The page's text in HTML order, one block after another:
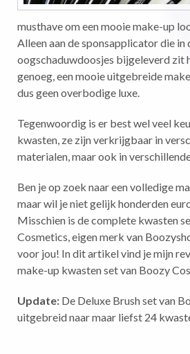
musthave om een mooie make-up
Alleen aan de sponsapplicator die in
oogschaduwdoosjes bijgeleverd zit
genoeg, een mooie uitgebreide
dus geen overbodige luxe.
Tegenwoordig is er best wel veel
kwasten, ze zijn verkrijgbaar in
materialen, maar ook in
Ben je op zoek naar een volledige
maar wil je niet gelijk honderden
Misschien is de complete kwasten
Cosmetics, eigen merk van
voor jou! In dit artikel vind je mijn
make-up kwasten set van Boozy
Update: De Deluxe Brush set van
uitgebreid naar maar liefst 24